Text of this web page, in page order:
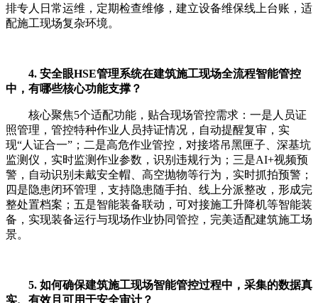
排专人日常运维，定期检查维修，建立设备维保线上台账，适
配施工现场复杂环境。
4. 安全眼HSE管理系统在建筑施工现场全流程智能管控
中，有哪些核心功能支撑？
核心聚焦5个适配功能，贴合现场管控需求：一是人员证
照管理，管控特种作业人员持证情况，自动提醒复审，实
现“人证合一”；二是高危作业管控，对接塔吊黑匣子、深基坑
监测仪，实时监测作业参数，识别违规行为；三是AI+视频预
警，自动识别未戴安全帽、高空抛物等行为，实时抓拍预警；
四是隐患闭环管理，支持隐患随手拍、线上分派整改，形成完
整处置档案；五是智能装备联动，可对接施工升降机等智能装
备，实现装备运行与现场作业协同管控，完美适配建筑施工场
景。
5. 如何确保建筑施工现场智能管控过程中，采集的数据真
实、有效且可用于安全审计？